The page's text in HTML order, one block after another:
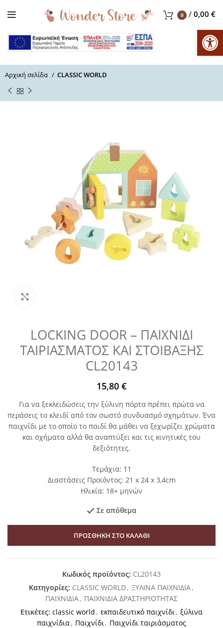
0 / 0,00 €
Αρχική σελίδα CLASSIC WORLD
LOCKING DOOR – ΠΑΙΧΝΙΔΙ
ΤΑΙΡΙΑΣΜΑΤΟΣ ΚΑΙ ΣΤΟΙΒΑΞΗΣ
CL20143
15,80 €
Για να ξεκλειδώσεις την ξύλινη πόρτα πρέπει πρώτα να
περάσεις το κλειδί από τον σωστό συνδυασμό σχημάτων. Ένα
παιχνίδι με το οποίο το παιδί θα μάθει να ξεχωρίζει χρώματα
και σχήματα αλλά θα αναπτύξει και τις κινητικές του
δεξιότητες.
Τεμάχια: 11
Διαστάσεις Προϊόντος: 21 x 24 x 3,4cm
Ηλικία: 18+ μηνών
Σε απόθεμα
ΠΡΟΣΘΉΚΗ ΣΤΟ ΚΑΛΆΘΙ
Κωδικός προϊόντος: CL20143
Κατηγορίες: CLASSIC WORLD, ΞΥΛΙΝΑ ΠΑΙΧΝΙΔΙΑ,
ΠΑΙΧΝΙΔΙΑ, ΠΑΙΧΝΙΔΙΑ ΔΡΑΣΤΗΡΙΟΤΗΤΑΣ
Ετικέτες: classic world , εκπαιδευτικό παιχνίδι , ξύλινα
παιχνίδια , Παιχνίδι , Παιχνίδι ταιριάσματος